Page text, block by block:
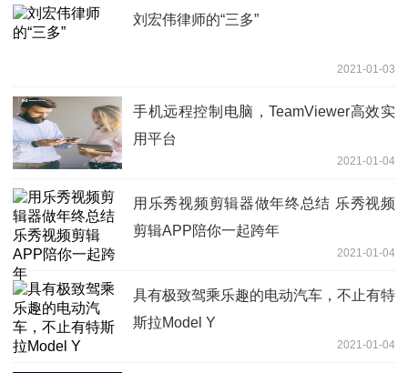
刘宏伟律师的“三多”
2021-01-03
手机远程控制电脑，TeamViewer高效实
用平台
2021-01-04
用乐秀视频剪辑器做年终总结 乐秀视频
剪辑APP陪你一起跨年
2021-01-04
具有极致驾乘乐趣的电动汽车，不止有特
斯拉Model Y
2021-01-04